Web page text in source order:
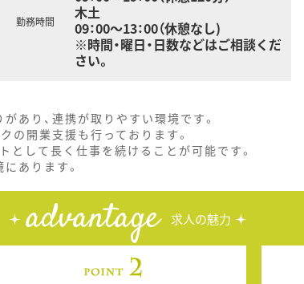
勤務時間
木土
09：00～13：00（休憩なし)
※時間・曜日・日数などはご相談くだ
さい。
あり、連携が取りやすい環境です。
の開業支援も行っております。
して長く仕事を続けることが可能です。
あります。
advantage 求人の魅力